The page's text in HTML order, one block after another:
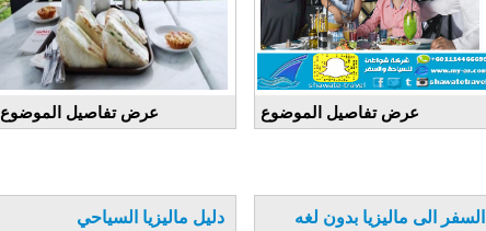
عرض تفاصيل الموضوع عرض تفاصيل الموضوع
دليل ماليزيا السياحي السفر الى ماليزيا بدون لغه